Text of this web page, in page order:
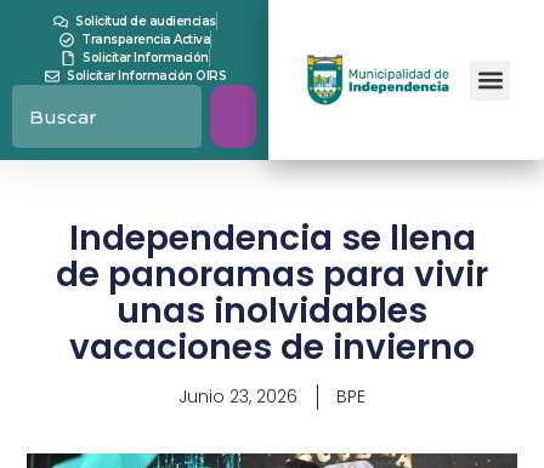
Solicitud de audiencias
Transparencia Activa
Solicitar Información
Solicitar Información OIRS
Independencia se llena
de panoramas para vivir
unas inolvidables
vacaciones de invierno
Junio 23, 2026 BPE